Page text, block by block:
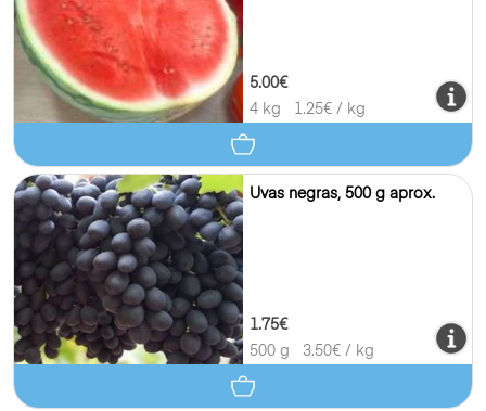
5.00€
4 kg
1.25€ / kg
Uvas negras, 500 g aprox.
1.75€
500 g
3.50€ / kg